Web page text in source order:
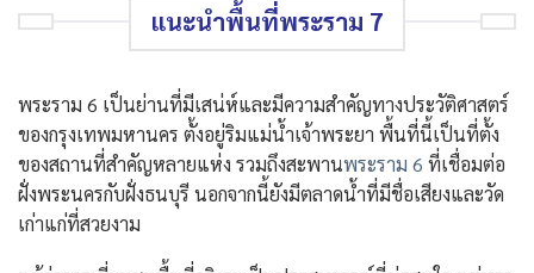
แนะนำพื้นที่พระราม 7
พระราม 6 เป็นย่านที่มีเสน่ห์และมีความสำคัญทางประวัติศาสตร์
ของกรุงเทพมหานคร ตั้งอยู่ริมแม่น้ำเจ้าพระยา พื้นที่นี้เป็นที่ตั้ง
ของสถานที่สำคัญหลายแห่ง รวมถึงสะพานพระราม 6 ที่เชื่อมต่อ
ฝั่งพระนครกับฝั่งธนบุรี นอกจากนี้ยังมีตลาดน้ำที่มีชื่อเสียงและวัด
เก่าแก่ที่สวยงาม